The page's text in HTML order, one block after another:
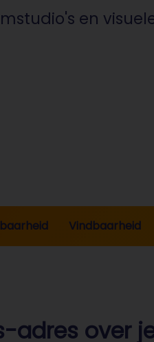
en
Vindbaarheid
adres over